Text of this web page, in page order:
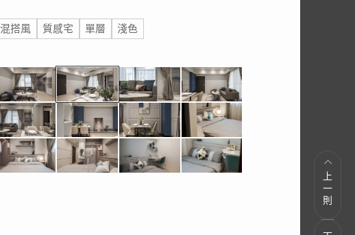
上一則
標籤
混搭風 質感宅 單層 淺色